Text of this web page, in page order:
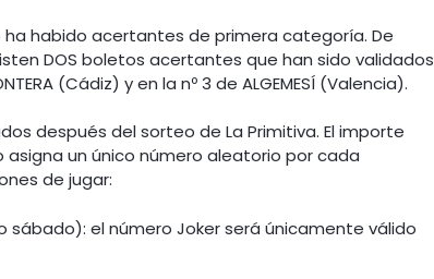
ha habido acertantes de primera categoría. De
DOS boletos acertantes que han sido validados
(Cádiz) y en la nº 3 de ALGEMESÍ (Valencia).
después del sorteo de La Primitiva. El importe
un único número aleatorio por cada
de jugar:
sábado): el número Joker será únicamente válido